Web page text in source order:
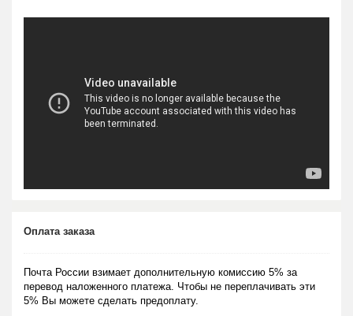
Оплата заказа
Почта России взимает дополнительную комиссию 5% за
перевод наложенного платежа. Чтобы не переплачивать эти
5% Вы можете сделать предоплату.